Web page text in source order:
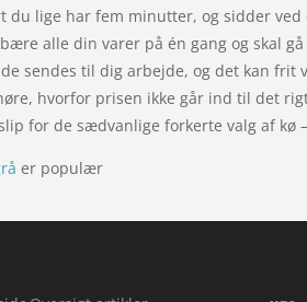
du lige har fem minutter, og sidder
alle din varer på én gang og skal
sendes til dig arbejde, og det kan
hvorfor prisen ikke går ind til det
for de sædvanlige forkerte valg af kø
er populær